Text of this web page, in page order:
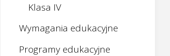
Klasa IV
Wymagania edukacyjne
Programy edukacyjne